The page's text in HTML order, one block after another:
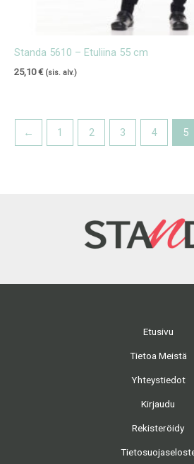
Standa 5610 – Etuliina 55 cm
25,10€ (sis. alv.)
← 1 2 3 4 5
Etusivu
Tietoa Meistä
Yhteystiedot
Kirjaudu
Rekisteröidy